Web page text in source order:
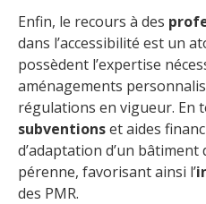
Enfin, le recours à des
dans l’accessibilité est un
possèdent l’expertise
aménagements
régulations en vigueur. En
subventionset aides
d’adaptation d’un
pérenne, favorisant ainsi l’
des PMR.